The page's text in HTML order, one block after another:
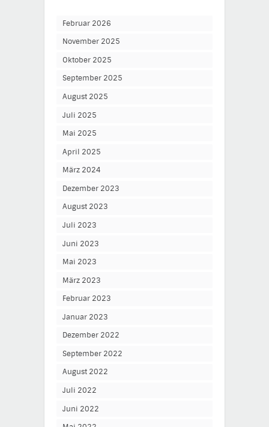
Februar 2026
November 2025
Oktober 2025
September 2025
August 2025
Juli 2025
Mai 2025
April 2025
März 2024
Dezember 2023
August 2023
Juli 2023
Juni 2023
Mai 2023
März 2023
Februar 2023
Januar 2023
Dezember 2022
September 2022
August 2022
Juli 2022
Juni 2022